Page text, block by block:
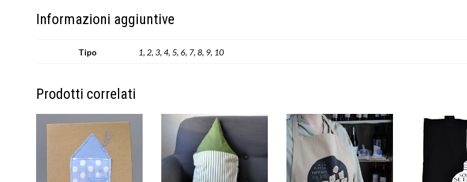
Informazioni aggiuntive
Tipo 1, 2, 3, 4, 5, 6, 7, 8, 9, 10
Prodotti correlati